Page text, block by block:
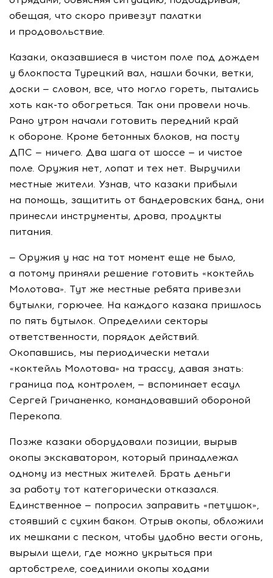
обещая, что скоро привезут палатки
и продовольствие.
Казаки, оказавшиеся в чистом поле под дождем
у блокпоста Турецкий вал, нашли бочки, ветки,
доски — словом, все, что могло гореть, пытались
хоть как-то обогреться. Так они провели ночь.
Рано утром начали готовить передний край
к обороне. Кроме бетонных блоков, на посту
ДПС — ничего. Два шага от шоссе — и чистое
поле. Оружия нет, лопат и тех нет. Выручили
местные жители. Узнав, что казаки прибыли
на помощь, защитить от бандеровских банд, они
принесли инструменты, дрова, продукты
питания.
— Оружия у нас на тот момент еще не было,
а потому приняли решение готовить «коктейль
Молотова». Тут же местные ребята привезли
бутылки, горючее. На каждого казака пришлось
по пять бутылок. Определили секторы
ответственности, порядок действий.
Окопавшись, мы периодически метали
«коктейль Молотова» на трассу, давая знать:
граница под контролем, — вспоминает есаул
Сергей Гричаненко, командовавший обороной
Перекопа.
Позже казаки оборудовали позиции, вырыв
окопы экскаватором, который принадлежал
одному из местных жителей. Брать деньги
за работу тот категорически отказался.
Единственное — попросил заправить «петушок»,
стоявший с сухим баком. Отрыв окопы, обложили
их мешками с песком, чтобы удобно вести огонь,
вырыли щели, где можно укрыться при
артобстреле, соединили окопы ходами